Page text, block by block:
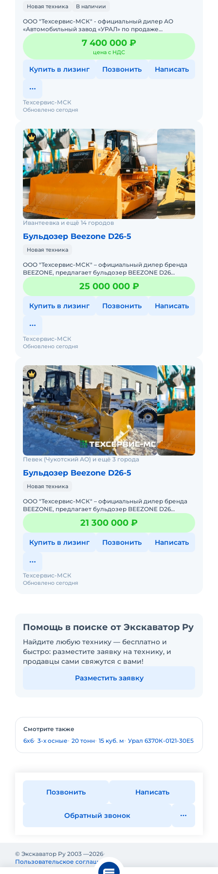
Новая техника В наличии
ООО "Техсервис-МСК" - официальный дилер АО
«Автомобильный завод «УРАЛ» по продаже
грузовиков и спецтехники. Оказываем полный спектр
услуг, вкл
7 400 000 ₽
цена с НДС
Купить в лизинг Позвонить Написать
Обновлено сегодня
Техсервис-МСК
Ивантеевка и ещё 14 городов
Бульдозер Beezone D26-5
Новая техника
ООО "Техсервис-МСК" – официальный дилер бренда
BEEZONE, предлагает бульдозер BEEZONE D26
(аналог Shantui SD26, Zoomlion ZD260, Komatsu D85) С
ОДНОЗУБЫМ РЫ
25 000 000 ₽
Купить в лизинг Позвонить Написать
Обновлено сегодня
Техсервис-МСК
Певек (Чукотский АО) и ещё 3 города
Бульдозер Beezone D26-5
Новая техника
ООО "Техсервис-МСК" – официальный дилер бренда
BEEZONE, предлагает бульдозер BEEZONE D26
(аналог Shantui SD26, Zoomlion ZD260, Komatsu D85) С
ОДНОЗУБЫМ РЫ
21 300 000 ₽
Купить в лизинг Позвонить Написать
Обновлено сегодня
Техсервис-МСК
Помощь в поиске от Экскаватор Ру
Найдите любую технику — бесплатно и
быстро: разместите заявку на технику, и
продавцы сами свяжутся с вами!
Разместить заявку
Смотрите также
6x6 3-х осные 20 тонн 15 куб. м Урал 6370К-0121-30Е5
Позвонить Написать
Обратный звонок
© Экскаватор Ру 2003 —2026
Пользовательское соглашение
Политика конфиденциальности Реклама на Экскаватор Ру